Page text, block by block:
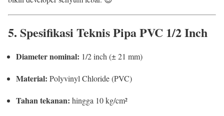
5. Spesifikasi Teknis Pipa PVC 1/2 Inch
Diameter nominal: 1/2 inch (± 21 mm)
Material: Polyvinyl Chloride (PVC)
Tahan tekanan: hingga 10 kg/cm²